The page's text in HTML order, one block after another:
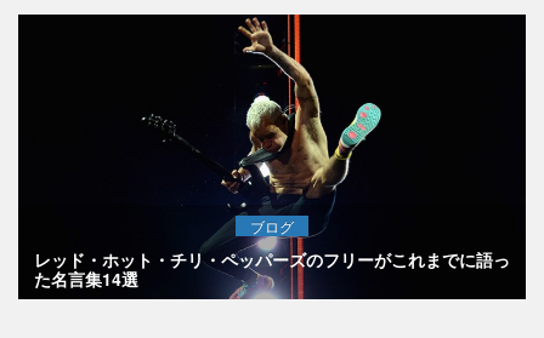
ブログ
レッド・ホット・チリ・ペッパーズのフリーがこれまでに語っ
た名言集14選